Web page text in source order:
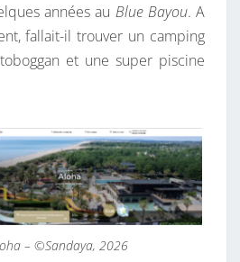
années au Blue Bayou. A
fallait-il trouver un camping
et une super piscine
– ©Sandaya, 2026